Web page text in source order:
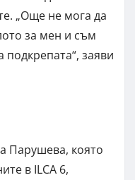
„Още не мога да
за мен и съм
подкрепата“, заяви
Парушева, която
в ILCA 6,